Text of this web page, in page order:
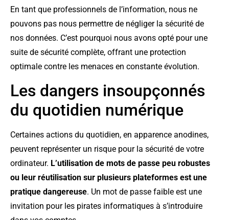
En tant que professionnels de l’information, nous ne
pouvons pas nous permettre de négliger la sécurité de
nos données. C’est pourquoi nous avons opté pour une
suite de sécurité complète, offrant une protection
optimale contre les menaces en constante évolution.
Les dangers insoupçonnés
du quotidien numérique
Certaines actions du quotidien, en apparence anodines,
peuvent représenter un risque pour la sécurité de votre
ordinateur. L’utilisation de mots de passe peu robustes
ou leur réutilisation sur plusieurs plateformes est une
pratique dangereuse. Un mot de passe faible est une
invitation pour les pirates informatiques à s’introduire